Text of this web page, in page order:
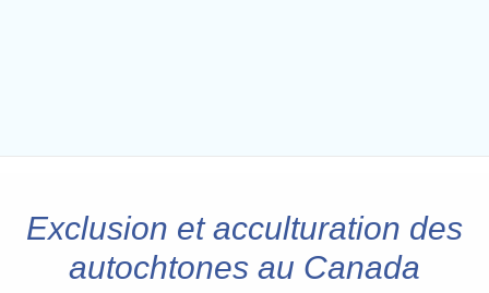
Exclusion et acculturation des
autochtones au Canada